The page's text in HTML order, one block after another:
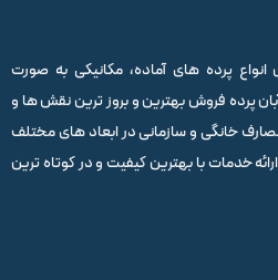
پرده های آماده، مکانیکی به صورت
پرده فروش بهترین و بروز ترین نقش ها و
خانگی و سازمانی در ابعاد های مختلف
خدمات با بهترین کیفیت و در کوتاه ترین